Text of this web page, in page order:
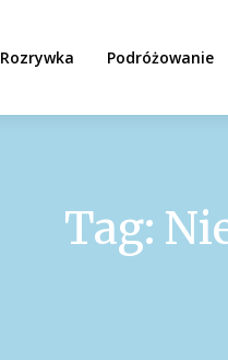
Rozrywka Podróżowanie
Tag: